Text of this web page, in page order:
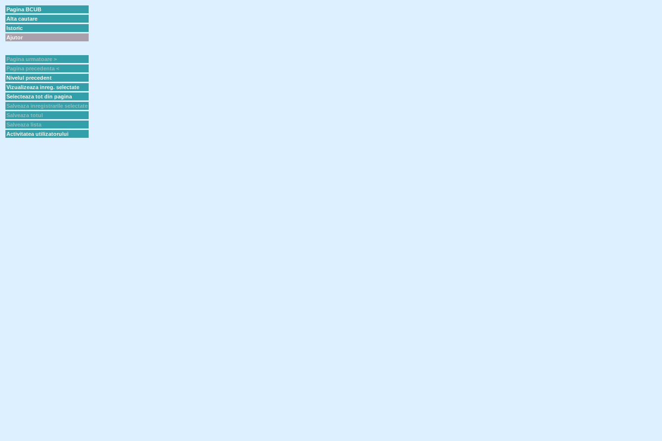
Pagina BCUB
Alta cautare
Istoric
Ajutor
Pagina urmatoare >
Pagina precedenta <
Nivelul precedent
Vizualizeaza inreg. selectate
Selecteaza tot din pagina
Salveaza inregistrarile selectate
Salveaza totul
Salveaza lista
Activitatea utilizatorului